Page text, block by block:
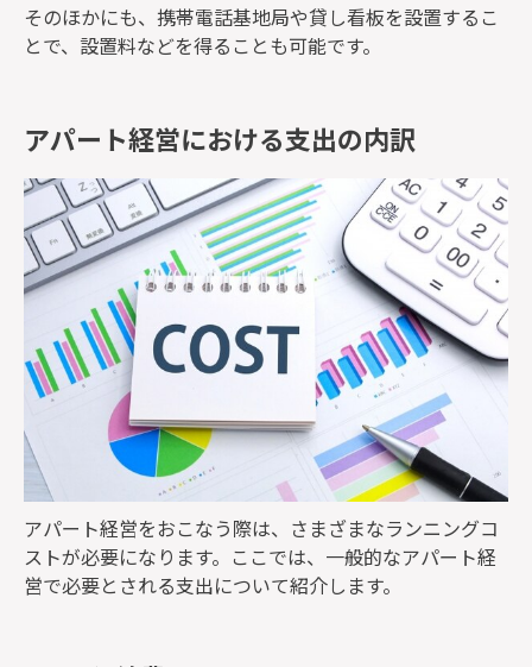
そのほかにも、携帯電話基地局や貸し看板を設置するこ
とで、設置料などを得ることも可能です。
アパート経営における支出の内訳
アパート経営をおこなう際は、さまざまなランニングコ
ストが必要になります。ここでは、一般的なアパート経
営で必要とされる支出について紹介します。